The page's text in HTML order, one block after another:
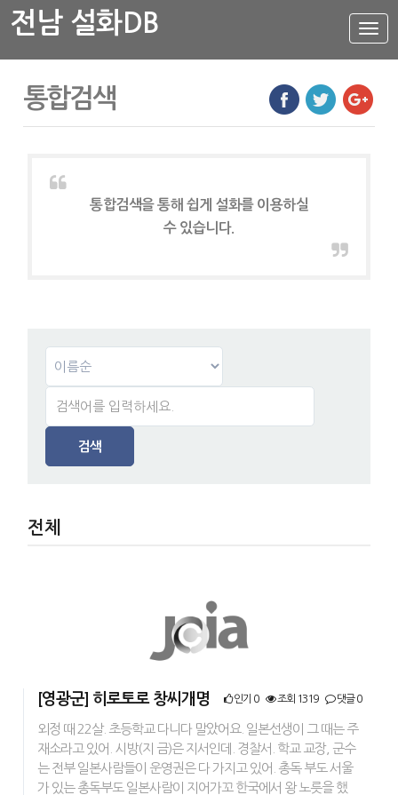
설
화
메
전남 설화DB
설화DB
통합검색
통합검색
통합검색을 통해 쉽게 설화를 이용하실
수 있습니다.
검색
전체
[영광군] 히로토로 창씨개명 인기 0 조회 1319 댓글 0
외정 때 22살. 초등학교 다니다 말았어요. 일본선생이 그 때는 주
재소라고 있어. 시방(지 금)은 지서인데. 경찰서. 학교 교장, 군수
는 전부 일본사람들이 운영권은 다 가지고 있어. 총독 부도 서울
가 있는 총독부도 일본사람이 지어가꼬 한국에서 왕 노릇을 했